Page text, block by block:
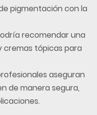
recomendar una
cremas tópicas para
aseguran
de manera segura,